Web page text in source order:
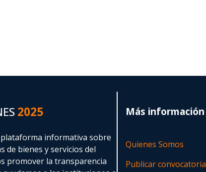
2025
informativa sobre
de bienes y servicios del
promover la transparencia
Más información
Quienes Somos
Publicar convocatoria